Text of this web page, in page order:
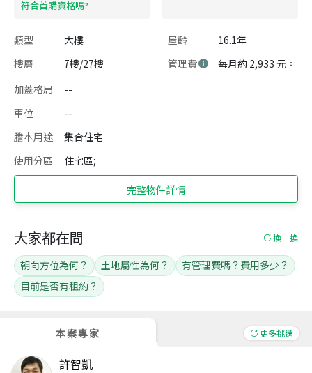
​符合首購資格嗎?
類型 大樓 屋齡
16.1年
樓層
7樓/27樓 管理費
每月約 2,933 元。
加蓋格局
--
車位
--
謄本用途
集合住宅
使用分區
住宅區;
完整物件詳情
本案專家 更多挑選
許智凱
大家都在問 換一換
朝向方位為何？ 土地屬性為何？
有管理費嗎？費用多少？
目前是否有租約？